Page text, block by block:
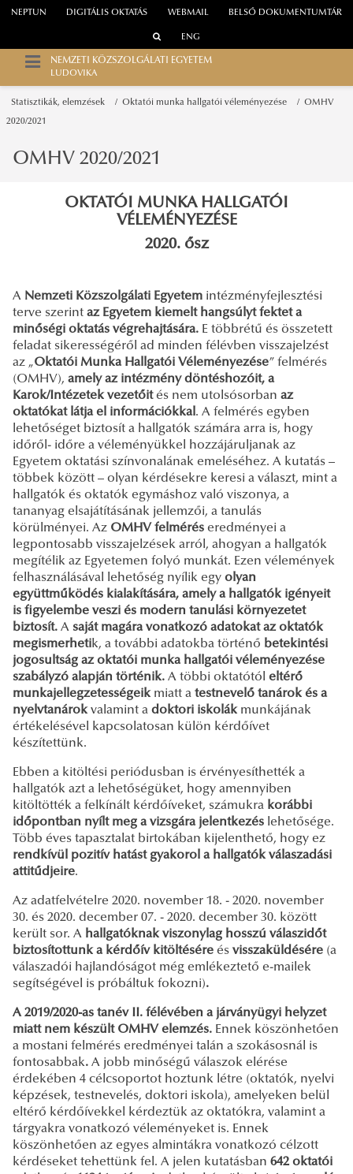
WEBMAIL
NEPTUN DIGITÁLIS OKTATÁS BELSŐ DOKUMENTUMTÁR
ENG
NEMZETI KÖZSZOLGÁLATI EGYETEM
LUDOVIKA
Statisztikák, elemzések Oktatói munka hallgatói véleményezése OMHV
2020/2021
OMHV 2020/2021
OKTATÓI MUNKA HALLGATÓI
VÉLEMÉNYEZÉSE
2020. ősz
A Nemzeti Közszolgálati Egyetem intézményfejlesztési
terve szerint az Egyetem kiemelt hangsúlyt fektet a
minőségi oktatás végrehajtására. E többrétű és összetett
feladat sikerességéről ad minden félévben visszajelzést
az „Oktatói Munka Hallgatói Véleményezése” felmérés
(OMHV), amely az intézmény döntéshozóit, a
Karok/Intézetek vezetőités nem utolsósorban az
oktatókat látja el információkkal . A felmérés egyben
lehetőséget biztosít a hallgatók számára arra is, hogy
időről- időre a véleményükkel hozzájáruljanak az
Egyetem oktatási színvonalának emeléséhez. A kutatás –
többek között – olyan kérdésekre keresi a választ, mint a
hallgatók és oktatók egymáshoz való viszonya, a
tananyag elsajátításának jellemzői, a tanulás
körülményei. Az OMHV felmérés eredményei a
legpontosabb visszajelzések arról, ahogyan a hallgatók
megítélik az Egyetemen folyó munkát. Ezen vélemények
felhasználásával lehetőség nyílik egy olyan
együttműködés kialakítására, amely a hallgatók igényeit
is figyelembe veszi és modern tanulási környezetet
biztosít. A saját magára vonatkozó adatokat az oktatók
megismerhetik, a további adatokba történő betekintési
jogosultság az oktatói munka hallgatói véleményezése
szabályzó alapján történik. A többi oktatótól eltérő
munkajellegzetességeikmiatt a testnevelő tanárok és a
nyelvtanárokvalamint a doktori iskolákmunkájának
értékelésével kapcsolatosan külön kérdőívet
készítettünk.
Ebben a kitöltési periódusban is érvényesíthették a
hallgatók azt a lehetőségüket, hogy amennyiben
kitöltötték a felkínált kérdőíveket, számukra korábbi
időpontban nyílt meg a vizsgára jelentkezés lehetősége.
Több éves tapasztalat birtokában kijelenthető, hogy ez
rendkívül pozitív hatást gyakorol a hallgatók válaszadási
attitűdjeire.
Az adatfelvételre 2020. november 18. - 2020. november
30. és 2020. december 07. - 2020. december 30. között
került sor. A hallgatóknak viszonylag hosszú válaszidőt
biztosítottunk a kérdőív kitöltésére és visszaküldésére (a
válaszadói hajlandóságot még emlékeztető e-mailek
segítségével is próbáltuk fokozni).
A 2019/2020-as tanév II. félévében a járványügyi helyzet
miatt nem készült OMHV elemzés. Ennek köszönhetően
a mostani felmérés eredményei talán a szokásosnál is
fontosabbak. A jobb minőségű válaszok elérése
érdekében 4 célcsoportot hoztunk létre (oktatók, nyelvi
képzések, testnevelés, doktori iskola), amelyeken belül
eltérő kérdőívekkel kérdeztük az oktatókra, valamint a
tárgyakra vonatkozó véleményeket is. Ennek
köszönhetően az egyes almintákra vonatkozó célzott
kérdéseket tehettünk fel. A jelen kutatásban 642 oktatói